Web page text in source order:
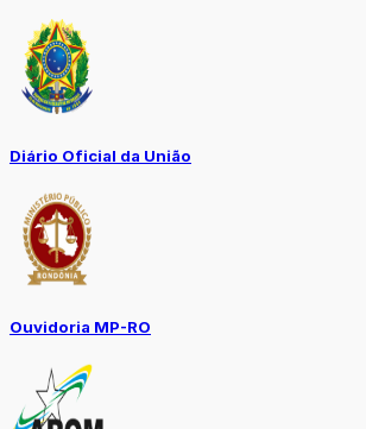
Diário Oficial da União
Ouvidoria MP-RO